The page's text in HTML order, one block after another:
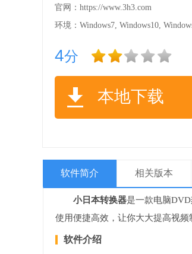
官网： https://www.3h3.com
环境：Windows7, Windows10,
4分
本地下载
软件简介 相关版本
小日本转换器是一款电脑
使用便捷高效，让你大大提高视频
软件介绍